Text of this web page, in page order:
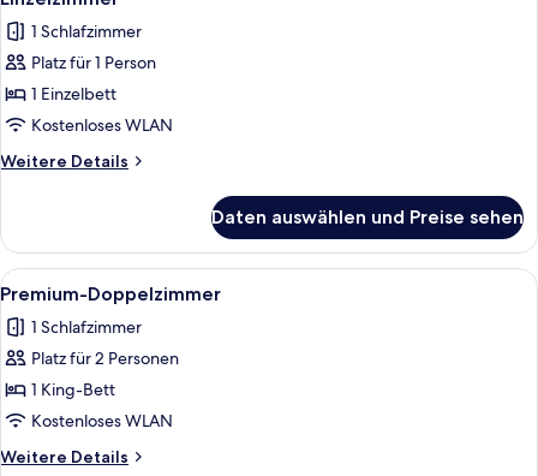
1 Schlafzimmer
Platz für 1 Person
1 Einzelbett
Kostenloses WLAN
Weitere Details
Weitere
Daten auswählen und Preise sehen
Alle
Fotos
für
Premium-
Doppelzimmer
anzeigen
Ein modernes Hotelzimmer mit
4
Premium-Doppelzimmer
1 Schlafzimmer
Platz für 2 Personen
1 King-Bett
Kostenloses WLAN
Weitere Details
Weitere